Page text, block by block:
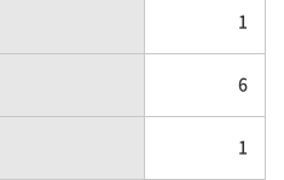
1
6
1